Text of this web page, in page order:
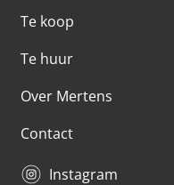
Te koop
Te huur
Over Mertens
Contact
Instagram